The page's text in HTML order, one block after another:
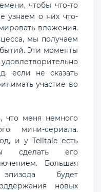
чтобы что-то
узнаем о них что-
вложения.
мы получаем
Эти моменты
если не сказать
участие во
меня немного
мини-сериала.
и у Telltale есть
сделать его
Большая
будет
новых